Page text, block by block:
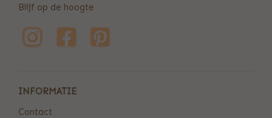
Blijf op de hoogte
INFORMATIE
Contact